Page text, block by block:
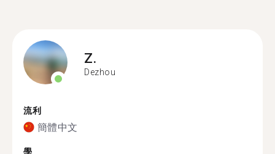
Z.
Dezhou
流利
簡體中文
學